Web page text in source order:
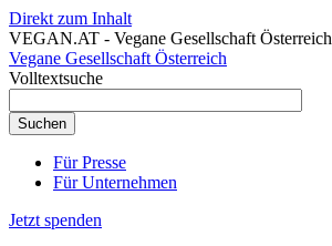
Direkt zum Inhalt
VEGAN.AT - Vegane Gesellschaft Österreich
Vegane Gesellschaft Österreich
Volltextsuche
Für Presse
Für Unternehmen
Jetzt spenden